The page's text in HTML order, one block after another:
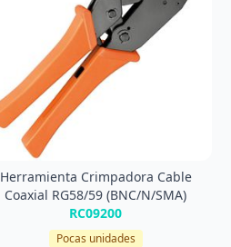
Herramienta Crimpadora Cable
Coaxial RG58/59 (BNC/N/SMA)
RC09200
Pocas unidades